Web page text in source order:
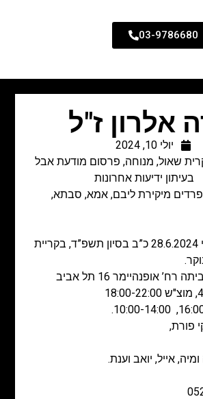
03-9786680
אלרון ז"ל
יולי 10, 2024
שאול, מנוחה, פרסום מודעת אבל
בעיתון ידיעות אחרונות
מיקירת ליבם, אמא, סבתא,
הלוויה ביום שישי 28.6.2024 כ”ב בסיון תשפ”ד, בקריית
אופנהיימר 16 תל אביב
פורת,
אייל, יואב וענת.